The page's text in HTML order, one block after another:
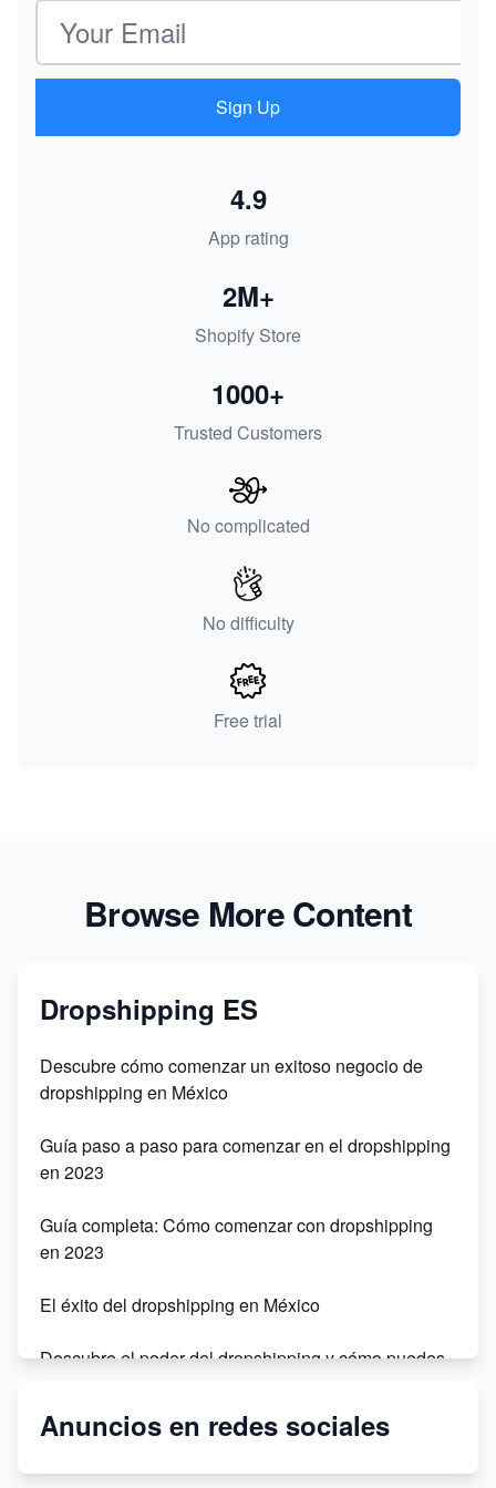
Email address
Sign Up
App rating
4.9
Shopify Store
2M+
Trusted Customers
1000+
No complicated
No difficulty
Free trial
Browse More Content
Dropshipping ES
Descubre cómo comenzar un exitoso negocio de
dropshipping en México
Guía paso a paso para comenzar en el dropshipping
en 2023
Guía completa: Cómo comenzar con dropshipping
en 2023
El éxito del dropshipping en México
Descubre el poder del dropshipping y cómo puedes
Monta tu tienda de dropshipping en Chile sin
Anuncios en redes sociales